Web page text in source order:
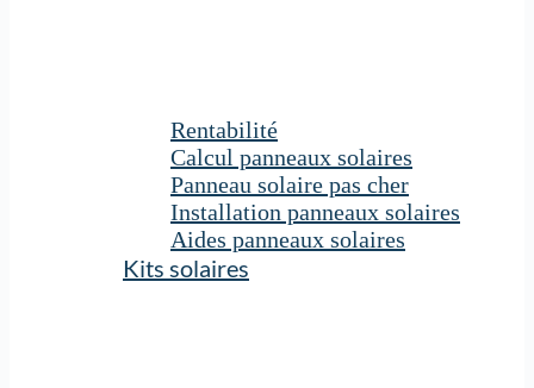
Rentabilité
Calcul panneaux solaires
Panneau solaire pas cher
Installation panneaux solaires
Aides panneaux solaires
Kits solaires